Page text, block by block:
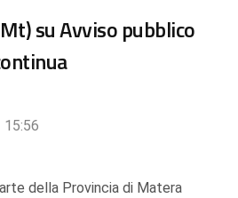
su Avviso pubblico
15:56
della Provincia di Matera